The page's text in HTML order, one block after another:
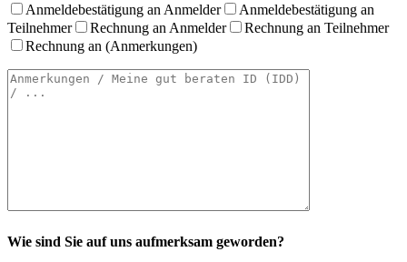
Anmeldebestätigung an Anmelder
Anmeldebestätigung an
Teilnehmer
Rechnung an Anmelder
Rechnung an Teilnehmer
Rechnung an (Anmerkungen)
Wie sind Sie auf uns aufmerksam geworden?